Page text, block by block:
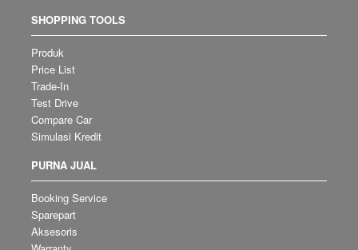
SHOPPING TOOLS
Produk
Price List
Trade-In
Test Drive
Compare Car
Simulasi Kredit
PURNA JUAL
Booking Service
Sparepart
Aksesoris